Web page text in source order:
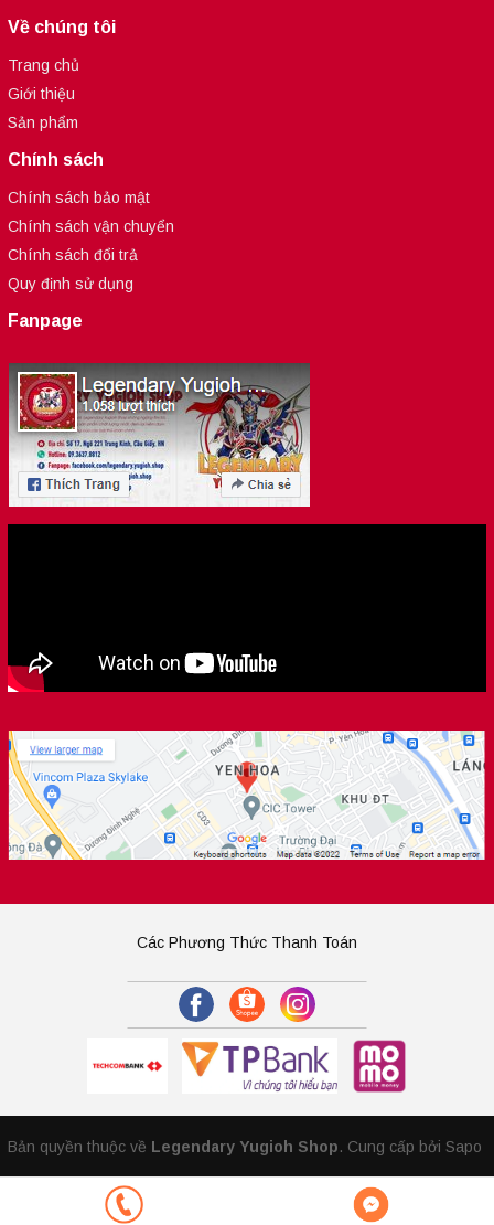
Về chúng tôi
Trang chủ
Giới thiệu
Sản phẩm
Chính sách
Chính sách bảo mật
Chính sách vận chuyển
Chính sách đổi trả
Quy định sử dụng
Fanpage
Các Phương Thức Thanh Toán
Bản quyền thuộc về Legendary Yugioh Shop. Cung cấp bởi Sapo